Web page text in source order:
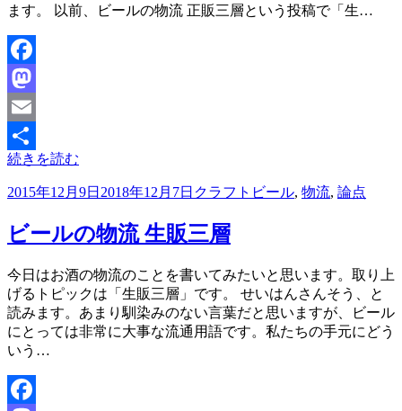
ます。 以前、ビールの物流 正販三層という投稿で「生…
Facebook
Mastodon
Email
共
有
続きを読む
投
日:
2015年12月9日 2018年12月7日 クラフトビール, 物流, 論点
ビールの物流 生販三層
投稿者master
今日はお酒の物流のことを書いてみたいと思います。取り上
げるトピックは「生販三層」です。 せいはんさんそう、と
読みます。あまり馴染みのない言葉だと思いますが、ビール
にとっては非常に大事な流通用語です。私たちの手元にどう
いう…